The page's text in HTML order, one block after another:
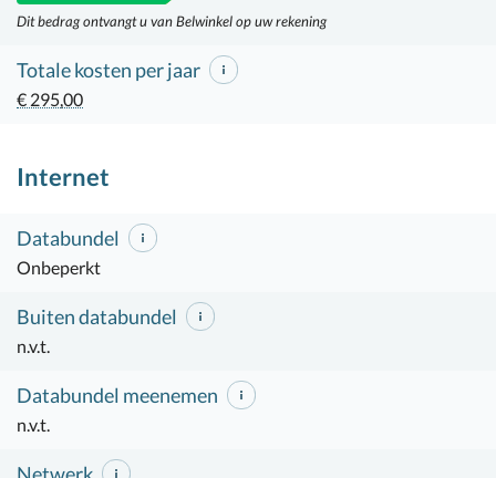
Dit bedrag ontvangt u van Belwinkel op uw rekening
Totale kosten per jaar
€ 295,00
Internet
Databundel
Onbeperkt
Buiten databundel
n.v.t.
Databundel meenemen
n.v.t.